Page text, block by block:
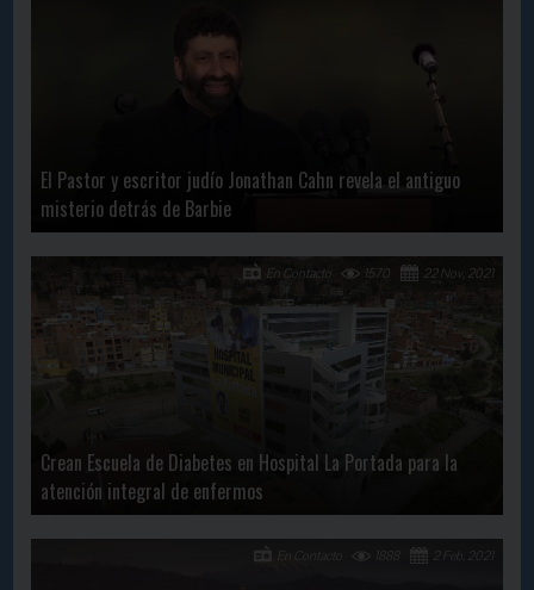
El Pastor y escritor judío Jonathan Cahn revela el antiguo
misterio detrás de Barbie
Crean Escuela de Diabetes en Hospital La Portada para la
atención integral de enfermos
22 Nov, 2021
1570
En Contacto
2 Feb, 2021
1888
En Contacto